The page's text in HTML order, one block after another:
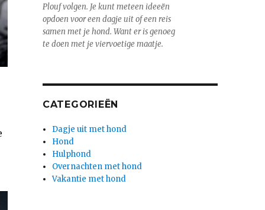
Plouf volgen. Je kunt meteen ideeën
opdoen voor een dagje uit of een reis
samen met je hond. Want er is genoeg
te doen met je viervoetige maatje.
CATEGORIEËN
Dagje uit met hond
Hond
Hulphond
Overnachten met hond
Vakantie met hond